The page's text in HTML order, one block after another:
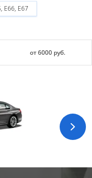
E66, E67
от 6000 руб.